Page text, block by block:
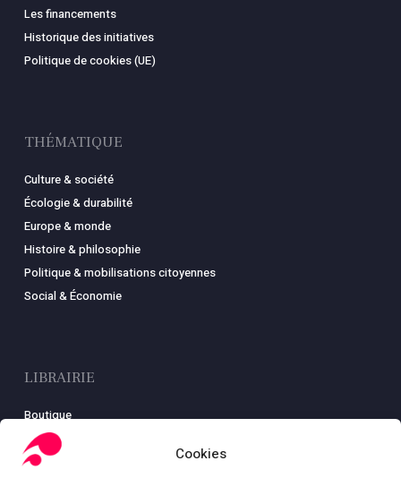
Cookies
Les financements
Historique des initiatives
Politique de cookies (UE)
THÉMATIQUE
Culture & société
Écologie & durabilité
Europe & monde
Histoire & philosophie
Politique & mobilisations citoyennes
Social & Économie
LIBRAIRIE
Boutique
Carte
Mon compte